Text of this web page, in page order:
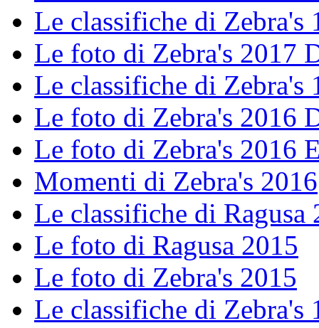
Le classifiche di Zebra's
Le foto di Zebra's 2017
Le classifiche di Zebra's
Le foto di Zebra's 2016
Le foto di Zebra's 2016
Momenti di Zebra's 2016
Le classifiche di Ragusa
Le foto di Ragusa 2015
Le foto di Zebra's 2015
Le classifiche di Zebra's